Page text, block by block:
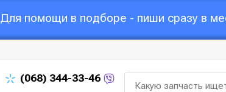
Для помощи в подборе - пиши сразу в
(068) 344-33-46
Какую запчасть